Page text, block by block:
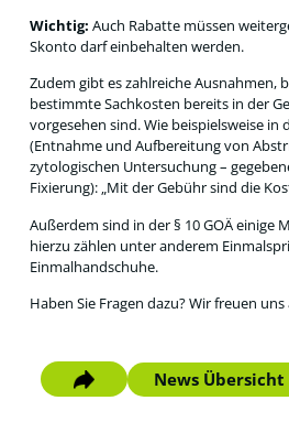
Wichtig: Auch Rabatte müssen
Skonto darf einbehalten werden.
Zudem gibt es zahlreiche Ausnahmen,
bestimmte Sachkosten bereits in der
vorgesehen sind. Wie beispielsweise in
(Entnahme und Aufbereitung von
zytologischen Untersuchung –
Fixierung): „Mit der Gebühr sind die
Außerdem sind in der § 10 GOÄ einige
hierzu zählen unter anderem
Einmalhandschuhe.
Haben Sie Fragen dazu? Wir freuen
News Übersicht